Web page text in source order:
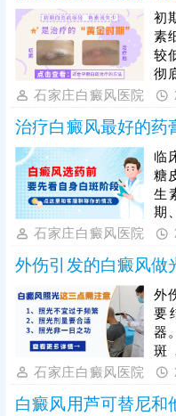
机
种
适
较
学
息
步
初
素
较
彻
查
对
胞
走
速
期
做
石家庄白癜风医院
治疗白癜风最好的药
临
糖
生
期
不
用
药
在
疗
方
方
石家庄白癜风医院
外伤引发的白癜风做
外
要
器
斑
光
全
石家庄白癜风医院
白癜风用芦可替尼和